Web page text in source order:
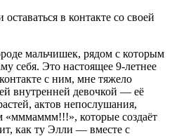
в контакте со своей
мальчишек, рядом с которым
себя. Это настоящее 9-летнее
с ним, мне тяжело
внутренней девочкой — её
актов непослушания,
«мммаммм!!!», которые создаёт
как ту Элли — вместе с